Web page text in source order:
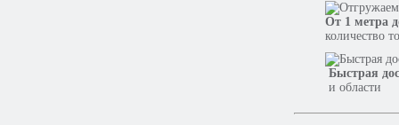
От 1 метра
количество
Быстрая
и области